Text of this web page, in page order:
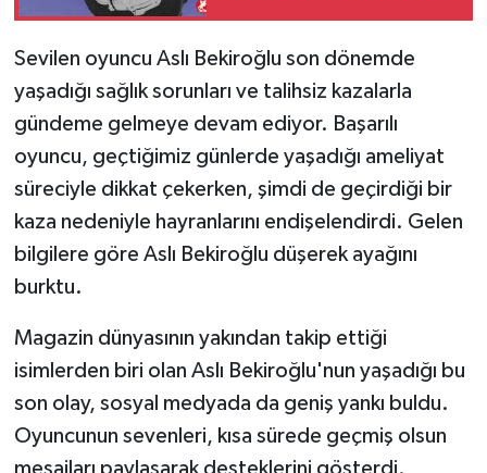
Sevilen oyuncu Aslı Bekiroğlu son dönemde
yaşadığı sağlık sorunları ve talihsiz kazalarla
gündeme gelmeye devam ediyor. Başarılı
oyuncu, geçtiğimiz günlerde yaşadığı ameliyat
süreciyle dikkat çekerken, şimdi de geçirdiği bir
kaza nedeniyle hayranlarını endişelendirdi. Gelen
bilgilere göre Aslı Bekiroğlu düşerek ayağını
burktu.
Magazin dünyasının yakından takip ettiği
isimlerden biri olan Aslı Bekiroğlu'nun yaşadığı bu
son olay, sosyal medyada da geniş yankı buldu.
Oyuncunun sevenleri, kısa sürede geçmiş olsun
mesajları paylaşarak desteklerini gösterdi.